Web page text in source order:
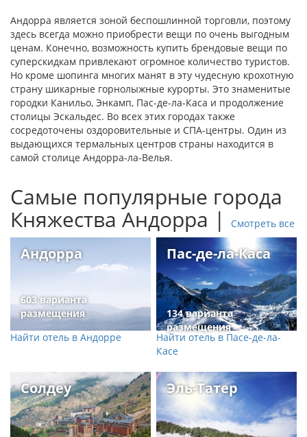
Андорра является зоной беспошлинной торговли, поэтому
здесь всегда можно приобрести вещи по очень выгодным
ценам. Конечно, возможность купить брендовые вещи по
суперскидкам привлекают огромное количество туристов.
Но кроме шопинга многих манят в эту чудесную крохотную
страну шикарные горнолыжные курорты. Это знаменитые
городки Канильо, Энкамп, Пас-де-ла-Каса и продолжение
столицы Эскальдес. Во всех этих городах также
сосредоточены оздоровительные и СПА-центры. Один из
выдающихся термальных центров страны находится в
самой столице Андорра-ла-Велья.
Самые популярные города
Княжества Андорра |
Смотреть все
Андорра
603 варианта
размещения
Найти отель в Андорре
Пас-де-ла-Каса
134 варианта
размещения
Найти отель в Пасе-де-ла-
Касе
Солдеу Эль-Татер